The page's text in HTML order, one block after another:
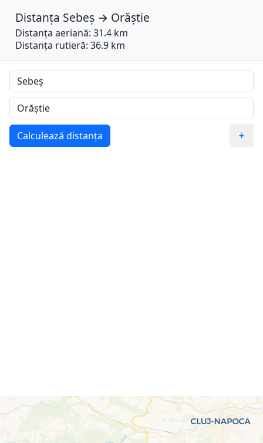
Distanța Sebeș → Orăștie
Distanța aeriană: 31.4 km
Distanța rutieră: 36.9 km
Calculează distanța +